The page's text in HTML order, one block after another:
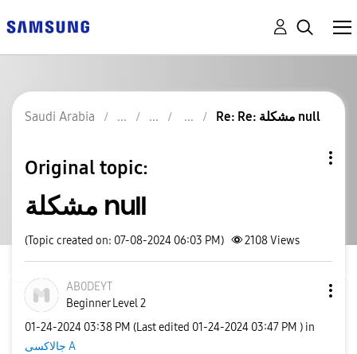
Saudi Arabia Re: Re: مشكلة null
Original topic:
مشكلة null
(Topic created on: 07-08-2024 06:03 PM) 2108Views
AB0DEYT
Beginner Level 2
‎01-24-2024 03:38 PM (Last edited ‎01-24-2024 03:47 PM ) in
جالاكسى A